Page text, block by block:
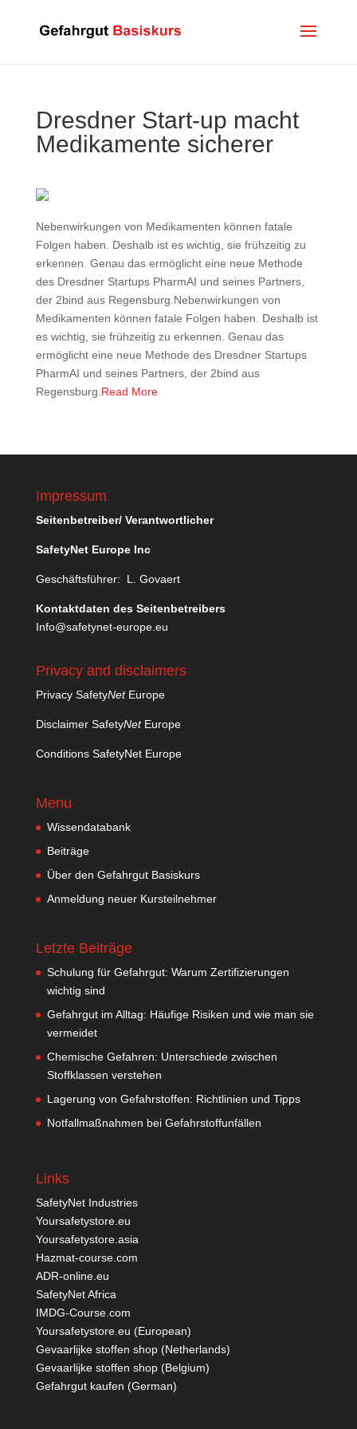
Dresdner Start-up macht
Medikamente sicherer
Nebenwirkungen von Medikamenten können fatale
Folgen haben. Deshalb ist es wichtig, sie frühzeitig zu
erkennen. Genau das ermöglicht eine neue Methode
des Dresdner Startups PharmAI und seines Partners,
der 2bind aus Regensburg.Nebenwirkungen von
Medikamenten können fatale Folgen haben. Deshalb ist
es wichtig, sie frühzeitig zu erkennen. Genau das
ermöglicht eine neue Methode des Dresdner Startups
PharmAI und seines Partners, der 2bind aus
Regensburg. Read More
Impressum
Seitenbetreiber/ Verantwortlicher
SafetyNet Europe Inc
Geschäftsführer: L. Govaert
Kontaktdaten des Seitenbetreibers
Info@safetynet-europe.eu
Privacy and disclaimers
Privacy SafetyNetEurope
Disclaimer SafetyNetEurope
Conditions SafetyNet Europe
Menu
Wissendatabank
Beiträge
Über den Gefahrgut Basiskurs
Anmeldung neuer Kursteilnehmer
Letzte Beiträge
Schulung für Gefahrgut: Warum Zertifizierungen
wichtig sind
Gefahrgut im Alltag: Häufige Risiken und wie man sie
vermeidet
Chemische Gefahren: Unterschiede zwischen
Stoffklassen verstehen
Lagerung von Gefahrstoffen: Richtlinien und Tipps
Notfallmaßnahmen bei Gefahrstoffunfällen
Links
SafetyNet Industries
Yoursafetystore.eu
Yoursafetystore.asia
Hazmat-course.com
ADR-online.eu
SafetyNet Africa
IMDG-Course.com
Yoursafetystore.eu (European)
Gevaarlijke stoffen shop (Netherlands)
Gevaarlijke stoffen shop (Belgium)
Gefahrgut kaufen (German)